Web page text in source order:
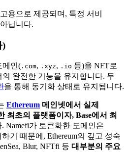
용으로 제공되며, 특정 서비
닙니다.
)
메인( .com, .xyz, .io 등)을 NFT로
완전한 기능을 유지합니다. 두
을 통해 동기화 상태로 유지됩니다.
Ethereum 메인넷에서 실제
최초의 플랫폼이자, Base에서 최
. Namefi가 토큰화한 도메인은
하기 때문에, Ethereum의 깊고 성숙
Blur, NFTfi 등 대부분의 주요